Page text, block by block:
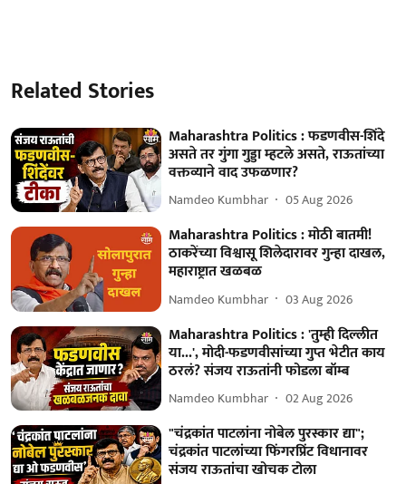
Related Stories
Maharashtra Politics : फडणवीस-शिंदे
असते तर गुंगा गुड्डा म्हटले असते, राऊतांच्या
वक्तव्याने वाद उफळणार?
Namdeo Kumbhar 05 Aug 2026
Maharashtra Politics : मोठी बातमी!
ठाकरेंच्या विश्वासू शिलेदारावर गुन्हा दाखल,
महाराष्ट्रात खळबळ
Namdeo Kumbhar 03 Aug 2026
Maharashtra Politics : 'तुम्ही दिल्लीत
या...', मोदी-फडणवीसांच्या गुप्त भेटीत काय
ठरलं? संजय राऊतांनी फोडला बॉम्ब
Namdeo Kumbhar 02 Aug 2026
"चंद्रकांत पाटलांना नोबेल पुरस्कार द्या";
चंद्रकांत पाटलांच्या फिंगरप्रिंट विधानावर
संजय राऊतांचा खोचक टोला